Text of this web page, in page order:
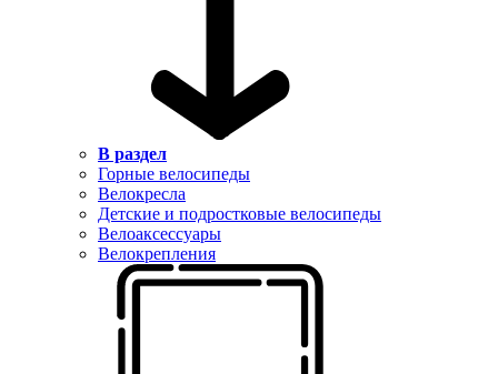
В раздел
Горные велосипеды
Велокресла
Детские и подростковые велосипеды
Велоаксессуары
Велокрепления